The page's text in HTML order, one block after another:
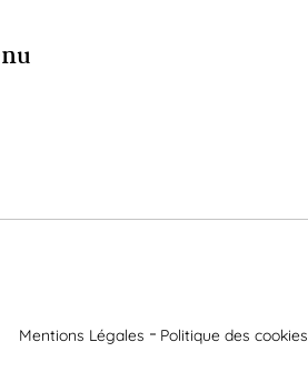
Mentions Légales Politique des cookies